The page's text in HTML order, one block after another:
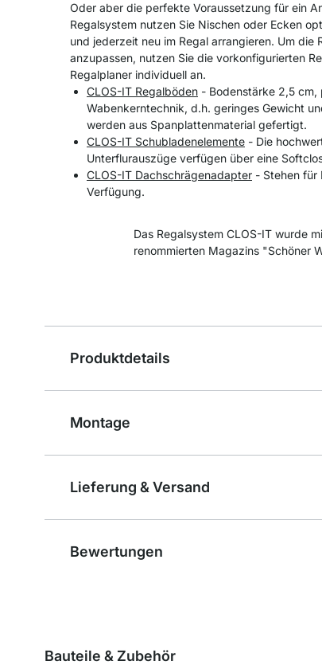
Oder aber die perfekte Voraussetzung für ein
Regalsystem nutzen Sie Nischen oder Ecken
und jederzeit neu im Regal arrangieren. Um die
anzupassen, nutzen Sie die vorkonfigurierten
Regalplaner individuell an.
CLOS-IT Regalböden - Bodenstärke 2,5
Wabenkerntechnik, d.h. geringes Gewicht
werden aus Spanplattenmaterial gefertigt.
CLOS-IT Schubladenelemente - Die
Unterflurauszüge verfügen über eine
CLOS-IT Dachschrägenadapter - Stehen für
Verfügung.
Das Regalsystem CLOS-IT wurde
renommierten Magazins "Schöner
Produktdetails
Montage
Lieferung & Versand
Bewertungen
Bauteile & Zubehör